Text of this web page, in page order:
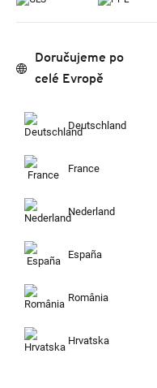
Doručujeme po
celé Evropě
Deutschland
France
Nederland
España
România
Hrvatska